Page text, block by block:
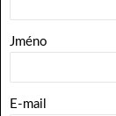
Jméno
E-mail